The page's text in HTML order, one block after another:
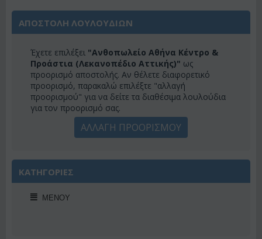
ΑΠΟΣΤΟΛΗ ΛΟΥΛΟΥΔΙΩΝ
Έχετε επιλέξει "Ανθοπωλείο Αθήνα Κέντρο &
Προάστια (Λεκανοπέδιο Αττικής)" ως
προορισμό αποστολής. Αν θέλετε διαφορετικό
προορισμό, παρακαλώ επιλέξτε "αλλαγή
προορισμού" για να δείτε τα διαθέσιμα λουλούδια
για τον προορισμό σας.
ΑΛΛΑΓΗ ΠΡΟΟΡΙΣΜΟΥ
ΚΑΤΗΓΟΡΙΕΣ
ΜΕΝΟΎ